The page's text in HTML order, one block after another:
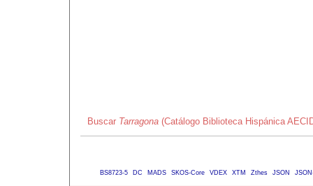
Buscar Tarragona (Catálogo Biblioteca Hispánica
BS8723-5 DC MADS SKOS-Core VDEX XTM Zthes JSON